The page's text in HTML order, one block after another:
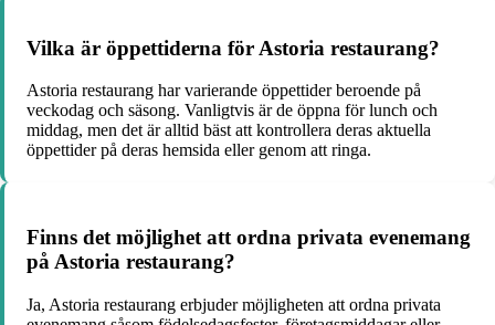
Vilka är öppettiderna för Astoria restaurang?
Astoria restaurang har varierande öppettider beroende på
veckodag och säsong. Vanligtvis är de öppna för lunch och
middag, men det är alltid bäst att kontrollera deras aktuella
öppettider på deras hemsida eller genom att ringa.
Finns det möjlighet att ordna privata evenemang
på Astoria restaurang?
Ja, Astoria restaurang erbjuder möjligheten att ordna privata